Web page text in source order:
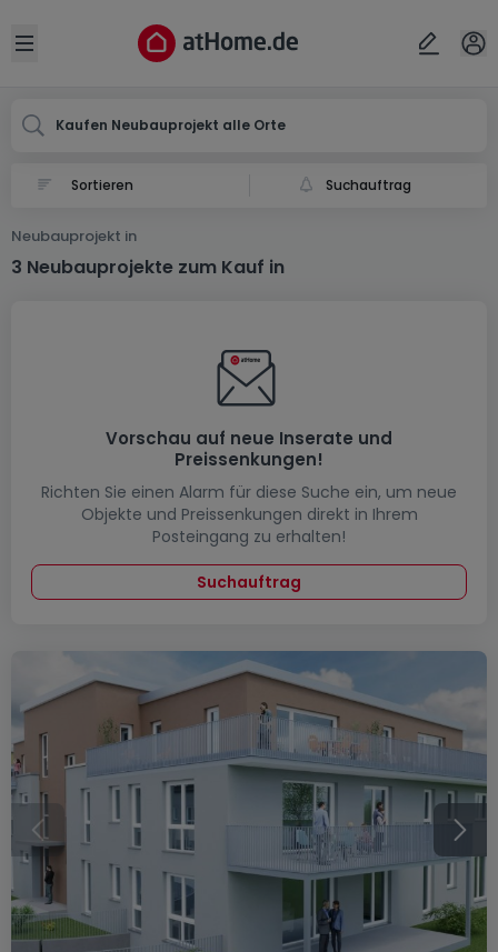
Open sidebar
Kaufen Neubauprojekt alle Orte
Suchauftrag
Neubauprojekt in
3 Neubauprojekte zum Kauf in
Vorschau auf neue Inserate und
Preissenkungen!
Richten Sie einen Alarm für diese Suche ein, um neue
Objekte und Preissenkungen direkt in Ihrem
Posteingang zu erhalten!
Suchauftrag
Ort
Abbrechen ok